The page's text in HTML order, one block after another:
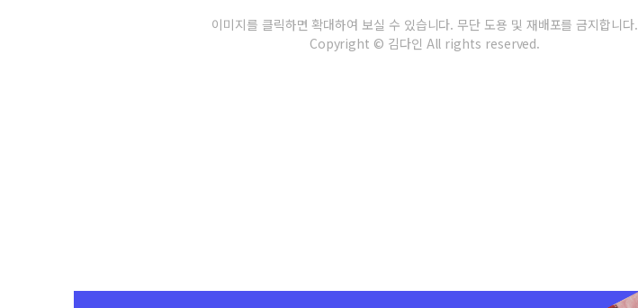
이미지를 클릭하면 확대하여 보실 수 있습니다. 무단 도용 및 재배포를 금지합니다.
Copyright © 김다인 All rights reserved.